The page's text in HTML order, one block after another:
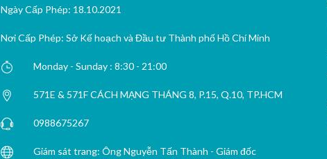
Ngày Cấp Phép: 18.10.2021
Nơi Cấp Phép: Sở Kế hoạch và Đầu tư Thành phố Hồ Chí Minh
Monday - Sunday : 8:30 - 21:00
571E & 571F CÁCH MẠNG THÁNG 8, P.15, Q.10, TP.HCM
0988675267
Giám sát trang: Ông Nguyễn Tấn Thành - Giám đốc